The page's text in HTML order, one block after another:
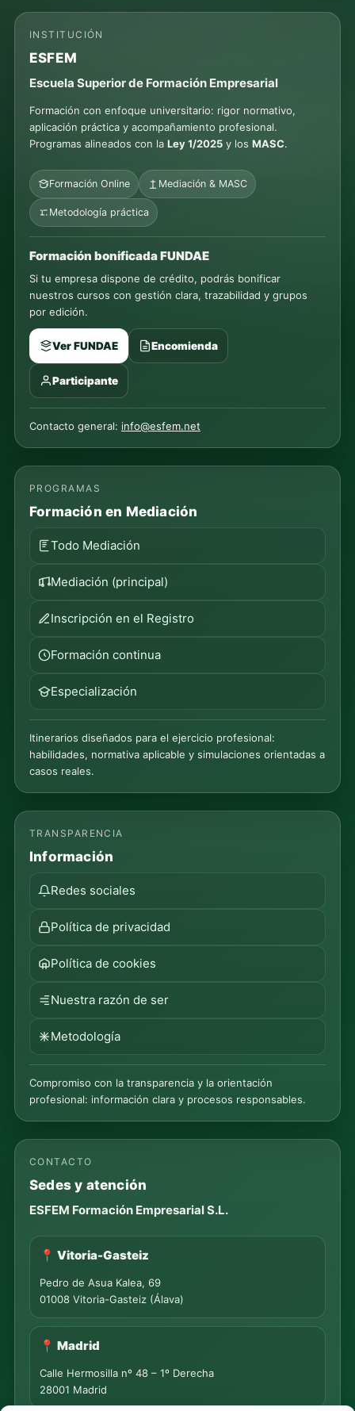
INSTITUCIÓN
ESFEM
Escuela Superior de Formación Empresarial
Formación con enfoque universitario: rigor normativo,
aplicación práctica y acompañamiento profesional.
Programas alineados con la Ley 1/2025 y los MASC.
Formación Online Mediación & MASC
Metodología práctica
Formación bonificada FUNDAE
Si tu empresa dispone de crédito, podrás bonificar
nuestros cursos con gestión clara, trazabilidad y grupos
por edición.
Ver FUNDAE Encomienda
Participante
Contacto general: info@esfem.net
PROGRAMAS
Formación en Mediación
Todo Mediación
Mediación (principal)
Inscripción en el Registro
Formación continua
Especialización
Itinerarios diseñados para el ejercicio profesional:
habilidades, normativa aplicable y simulaciones orientadas a
casos reales.
TRANSPARENCIA
Información
Redes sociales
Política de privacidad
Política de cookies
Nuestra razón de ser
Metodología
Compromiso con la transparencia y la orientación
profesional: información clara y procesos responsables.
CONTACTO
Sedes y atención
ESFEM Formación Empresarial S.L.
📍 Vitoria-Gasteiz
Pedro de Asua Kalea, 69
01008 Vitoria-Gasteiz (Álava)
📍 Madrid
Calle Hermosilla nº 48 – 1º Derecha
28001 Madrid